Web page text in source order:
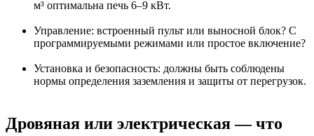
м³ оптимальна печь 6–9 кВт.
Управление: встроенный пульт или выносной блок? С
программируемыми режимами или простое включение?
Установка и безопасность: должны быть соблюдены
нормы определения заземления и защиты от перегрузок.
Дровяная или электрическая — что